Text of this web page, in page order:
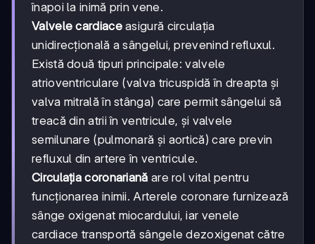
înapoi la inimă prin vene.
Valvele cardiaceasigură circulația
unidirecțională a sângelui, prevenind refluxul.
Există două tipuri principale: valvele
atrioventriculare (valva tricuspidă în dreapta și
valva mitrală în stânga) care permit sângelui să
treacă din atrii în ventricule, și valvele
semilunare (pulmonară și aortică) care previn
refluxul din artere în ventricule.
Circulația coronariană are rol vital pentru
funcționarea inimii. Arterele coronare furnizează
sânge oxigenat miocardului, iar venele
cardiace transportă sângele dezoxigenat către